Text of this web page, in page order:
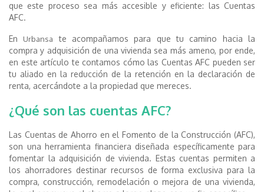
que este proceso sea más accesible y eficiente: las Cuentas
AFC.
En Urbansa
te acompañamos para que tu camino hacia la
compra y adquisición de una vivienda sea más ameno, por ende,
en este artículo te contamos cómo las Cuentas AFC pueden ser
tu aliado en la reducción de la retención en la declaración de
renta, acercándote a la propiedad que mereces.
¿Qué son las cuentas AFC?
Las Cuentas de Ahorro en el Fomento de la Construcción (AFC),
son una herramienta financiera diseñada específicamente para
fomentar la adquisición de vivienda. Estas cuentas permiten a
los ahorradores destinar recursos de forma exclusiva para la
compra, construcción, remodelación o mejora de una vivienda,